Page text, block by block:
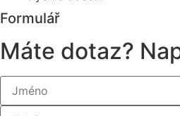
Formulář
Máte dotaz?